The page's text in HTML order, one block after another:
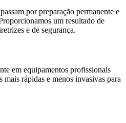
por preparação permanente e
um resultado de
e de segurança.
em equipamentos profissionais
rápidas e menos invasivas para